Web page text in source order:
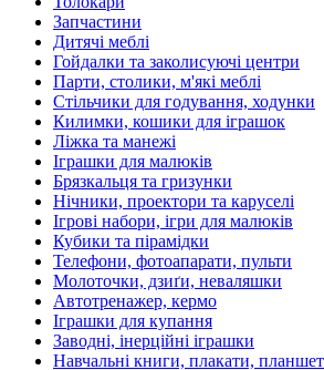
Запчастини
Дитячі меблі
Гойдалки та заколисуючі центри
Парти, столики, м'які меблі
Стільчики для годування, ходунки
Килимки, кошики для іграшок
Ліжка та манежі
Іграшки для малюків
Брязкальця та гризунки
Нічники, проектори та каруселі
Ігрові набори, ігри для малюків
Кубики та пірамідки
Телефони, фотоапарати, пульти
Молоточки, дзиґи, неваляшки
Автотренажер, кермо
Іграшки для купання
Заводні, інерційні іграшки
Навчальні книги, плакати,